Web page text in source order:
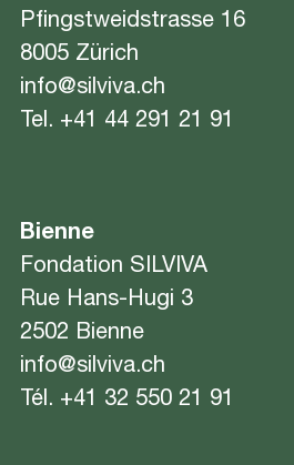
Pfingstweidstrasse 16
8005 Zürich
info@silviva.ch
Tel. +41 44 291 21 91
Bienne
Fondation SILVIVA
Rue Hans-Hugi 3
2502 Bienne
info@silviva.ch
Tél. +41 32 550 21 91